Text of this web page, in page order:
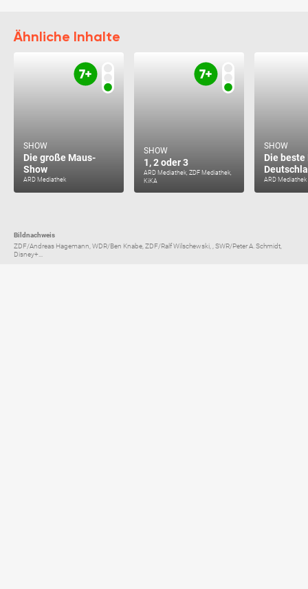
Ähnliche Inhalte
SHOW
Die große Maus-
Show
ARD Mediathek
SHOW
1, 2 oder 3
ARD Mediathek, ZDF Mediathek,
KiKA
SHOW
Die beste
ARD Mediathek
Bildnachweis
ZDF/Andreas Hagemann, WDR/Ben Knabe, ZDF/Ralf Wilschewski, , SWR/Peter A. Schmidt,
Disney+...